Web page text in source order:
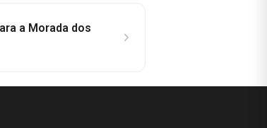
a Morada dos